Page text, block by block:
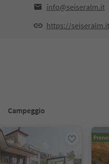
info@seiseralm.it
https://seiseralm.it
Campeggio